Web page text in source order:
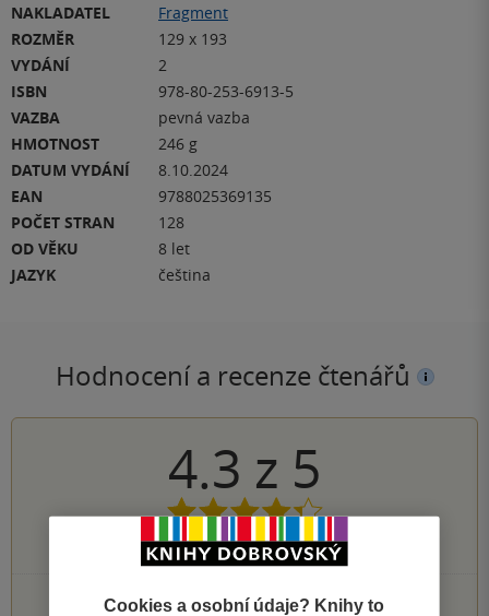
NAKLADATEL
Fragment
ROZMĚR
129 x 193
VYDÁNÍ
2
ISBN
978-80-253-6913-5
VAZBA
pevná vazba
HMOTNOST
246 g
DATUM VYDÁNÍ
8.10.2024
EAN
9788025369135
POČET STRAN
128
OD VĚKU
8 let
JAZYK
čeština
Hodnocení a recenze čtenářů
4.3 z 5
6hodnocení čtenářů
4×
5 hvězdiček
Cookies a osobní údaje? Knihy to